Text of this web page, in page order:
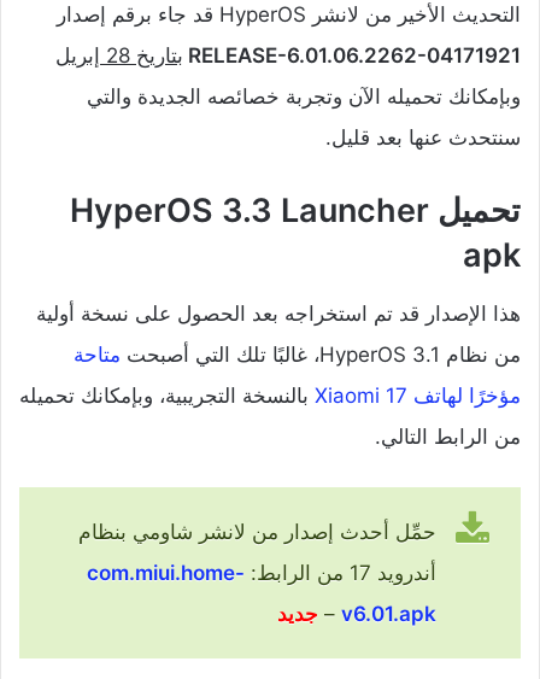
التحديث الأخير من لانشر HyperOS قد جاء برقم إصدار
RELEASE-6.01.06.2262-04171921 بتاريخ 28 إبريل
وبإمكانك تحميله الآن وتجربة خصائصه الجديدة والتي
سنتحدث عنها بعد قليل.
تحميل HyperOS 3.3 Launcher
apk
هذا الإصدار قد تم استخراجه بعد الحصول على نسخة أولية
من نظام HyperOS 3.1، غالبًا تلك التي أصبحت
متاحة
مؤخرًا لهاتف Xiaomi 17
بالنسخة التجريبية، وبإمكانك تحميله
من الرابط التالي.
حمِّل أحدث إصدار من لانشر شاومي بنظام
أندرويد 17 من الرابط:
com.miui.home-
v6.01.apk
– جديد